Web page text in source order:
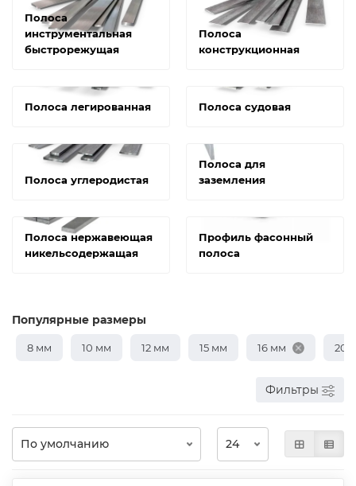
Полоса
инструментальная
быстрорежущая
Полоса
конструкционная
Полоса легированная Полоса судовая
Полоса углеродистая
Полоса для
заземления
Полоса нержавеющая
никельсодержащая
Профиль фасонный
полоса
Популярные размеры
8 мм 10 мм 12 мм 15 мм 16 мм 20
Фильтры